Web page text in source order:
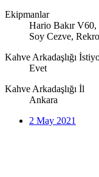
Ekipmanlar
Hario Bakır
Soy Cezve,
Kahve Arkadaşlığı
Evet
Kahve Arkadaşlığı İl
Ankara
2 May 2021